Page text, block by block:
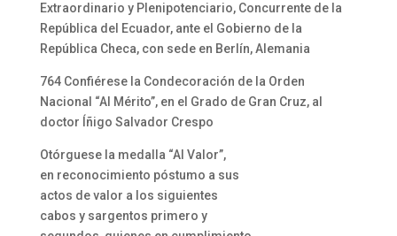
Extraordinario y Plenipotenciario, Concurrente de la
República del Ecuador, ante el Gobierno de la
República Checa, con sede en Berlín, Alemania
764 Confiérese la Condecoración de la Orden
Nacional “Al Mérito”, en el Grado de Gran Cruz, al
doctor Íñigo Salvador Crespo
Otórguese la medalla “Al Valor”,
en reconocimiento póstumo a sus
actos de valor a los siguientes
cabos y sargentos primero y